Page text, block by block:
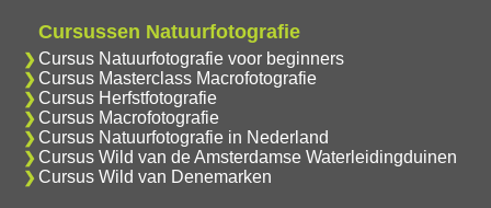
Cursussen Natuurfotografie
Cursus Natuurfotografie voor beginners
Cursus Masterclass Macrofotografie
Cursus Herfstfotografie
Cursus Macrofotografie
Cursus Natuurfotografie in Nederland
Cursus Wild van de Amsterdamse Waterleidingduinen
Cursus Wild van Denemarken